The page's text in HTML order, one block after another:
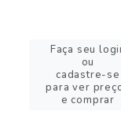
Faça seu
ou
cadastre-se
para ver
e comprar